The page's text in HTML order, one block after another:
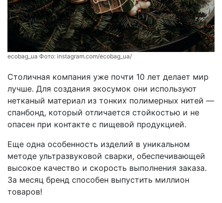
ecobag_ua Фото: instagram.com/ecobag_ua/
Столичная компания уже почти 10 лет делает мир
лучше. Для создания экосумок они используют
нетканый материал из тонких полимерных нитей —
спанбонд, который отличается стойкостью и не
опасен при контакте с пищевой продукцией.
Еще одна особенность изделий в уникальном
методе ультразвуковой сварки, обеспечивающей
высокое качество и скорость выполнения заказа.
За месяц бренд способен выпустить миллион
товаров!